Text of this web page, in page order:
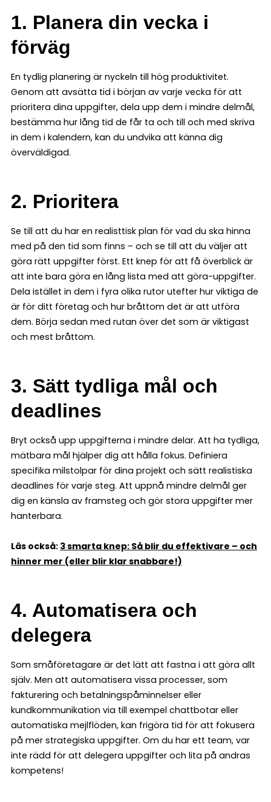
1. Planera din vecka i
förväg
En tydlig planering är nyckeln till hög produktivitet.
Genom att avsätta tid i början av varje vecka för att
prioritera dina uppgifter, dela upp dem i mindre delmål,
bestämma hur lång tid de får ta och till och med skriva
in dem i kalendern, kan du undvika att känna dig
överväldigad.
2. Prioritera
Se till att du har en realisttisk plan för vad du ska hinna
med på den tid som finns – och se till att du väljer att
göra rätt uppgifter först. Ett knep för att få överblick är
att inte bara göra en lång lista med att göra-uppgifter.
Dela istället in dem i fyra olika rutor utefter hur viktiga de
är för ditt företag och hur bråttom det är att utföra
dem. Börja sedan med rutan över det som är viktigast
och mest bråttom.
3. Sätt tydliga mål och
deadlines
Bryt också upp uppgifterna i mindre delar. Att ha tydliga,
mätbara mål hjälper dig att hålla fokus. Definiera
specifika milstolpar för dina projekt och sätt realistiska
deadlines för varje steg. Att uppnå mindre delmål ger
dig en känsla av framsteg och gör stora uppgifter mer
hanterbara.
Läs också: 3 smarta knep: Så blir du effektivare – och
hinner mer (eller blir klar snabbare!)
4. Automatisera och
delegera
Som småföretagare är det lätt att fastna i att göra allt
själv. Men att automatisera vissa processer, som
fakturering och betalningspåminnelser eller
kundkommunikation via till exempel chattbotar eller
automatiska mejlflöden, kan frigöra tid för att fokusera
på mer strategiska uppgifter. Om du har ett team, var
inte rädd för att delegera uppgifter och lita på andras
kompetens!